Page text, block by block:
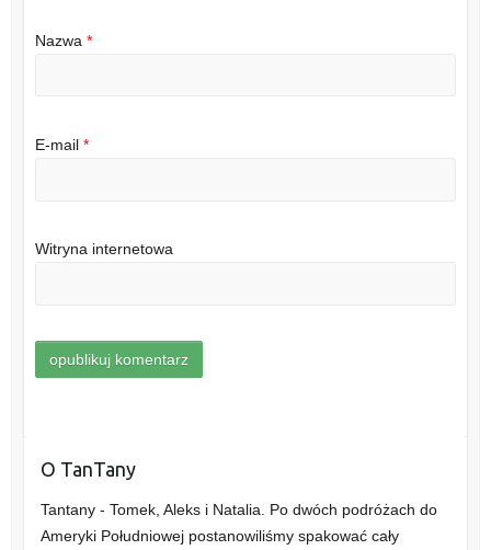
Nazwa *
E-mail *
Witryna internetowa
O TanTany
Tantany - Tomek, Aleks i Natalia. Po dwóch podróżach do
Ameryki Południowej postanowiliśmy spakować cały